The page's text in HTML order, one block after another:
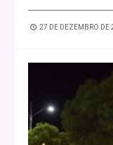
27 DE DEZEMBRO DE